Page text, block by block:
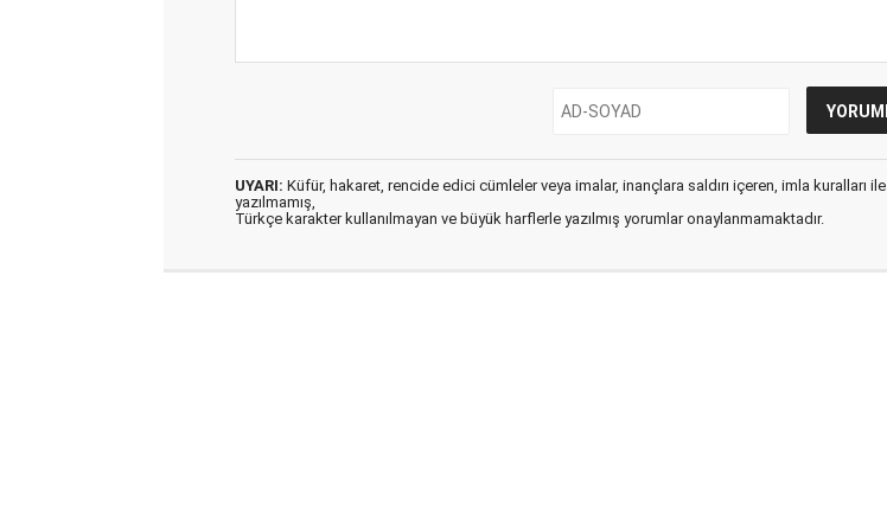
UYARI: Küfür, hakaret, rencide edici cümleler veya imalar, inançlara saldırı içeren, imla kuralları ile
yazılmamış,
Türkçe karakter kullanılmayan ve büyük harflerle yazılmış yorumlar onaylanmamaktadır.